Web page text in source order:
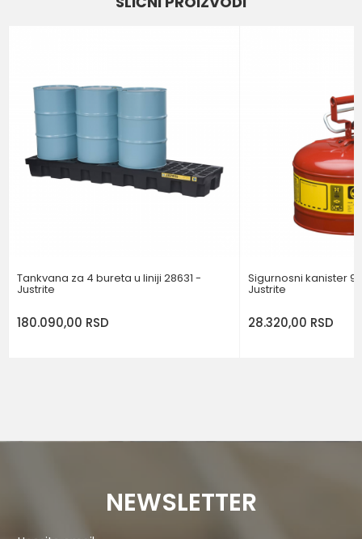
Brend
Poruka
Tankvana za 4 bureta u liniji 28631 -
Justrite
180.090,00 RSD
Sigurnosni kanister
Justrite
28.320,00 RSD
NEWSLETTER